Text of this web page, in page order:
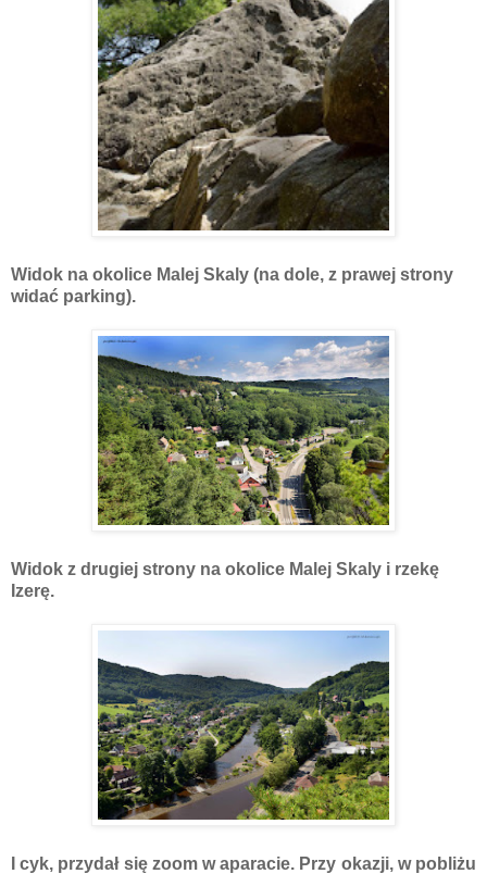
Widok na okolice Malej Skaly (na dole, z prawej strony
widać parking).
Widok z drugiej strony na okolice Malej Skaly i rzekę
Izerę.
I cyk, przydał się zoom w aparacie. Przy okazji, w pobliżu